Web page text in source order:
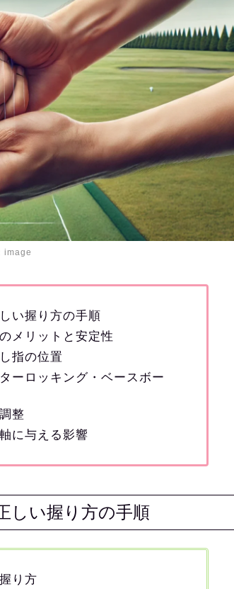
image
い握り方の手順
メリットと安定性
指の位置
ーロッキング・ベースボー
整
に与える影響
しい握り方の手順
り方